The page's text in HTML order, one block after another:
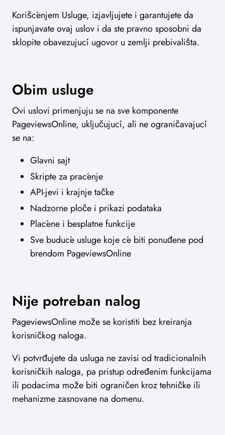
Korišćenjem Usluge, izjavljujete i garantujete da
ispunjavate ovaj uslov i da ste pravno sposobni da
sklopite obavezujući ugovor u zemlji prebivališta.
Obim usluge
Ovi uslovi primenjuju se na sve komponente
PageviewsOnline, uključujući, ali ne ograničavajući
se na:
Glavni sajt
Skripte za praćenje
API-jevi i krajnje tačke
Nadzorne ploče i prikazi podataka
Plaćene i besplatne funkcije
Sve buduće usluge koje će biti ponuđene pod
brendom PageviewsOnline
Nije potreban nalog
PageviewsOnline može se koristiti bez kreiranja
korisničkog naloga.
Vi potvrđujete da usluga ne zavisi od tradicionalnih
korisničkih naloga, pa pristup određenim funkcijama
ili podacima može biti ograničen kroz tehničke ili
mehanizme zasnovane na domenu.